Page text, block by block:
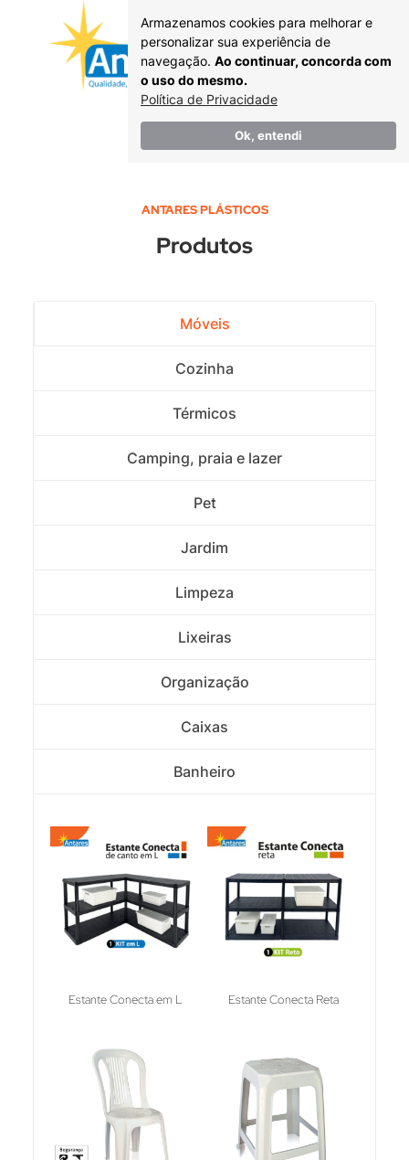
Armazenamos cookies para melhorar e
personalizar sua experiência de
navegação. Ao continuar, concorda com
o uso do mesmo.
Política de Privacidade
Ok, entendi
ANTARES PLÁSTICOS
Produtos
Móveis
Cozinha
Térmicos
Camping, praia e lazer
Pet
Jardim
Limpeza
Lixeiras
Organização
Caixas
Banheiro
Estante Conecta em L Estante Conecta Reta